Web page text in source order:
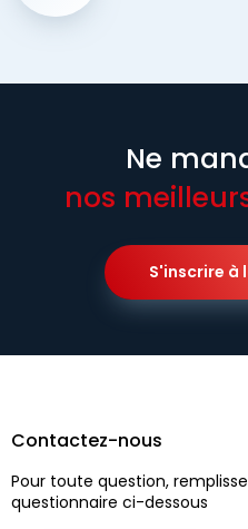
Ne
nos
S'inscrire à
Contactez-nous
Pour toute question,
questionnaire ci-dessous